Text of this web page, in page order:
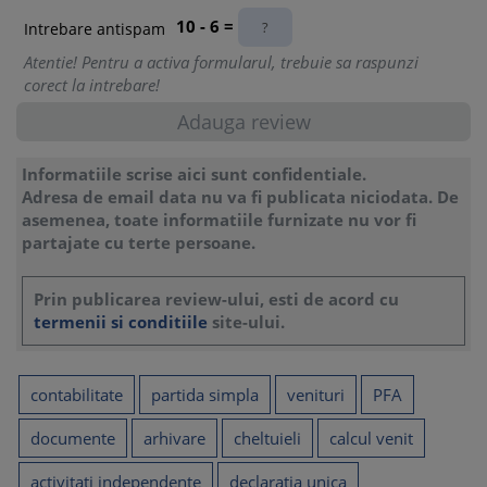
Ce documente sunt necesare pentru contabilitate PFA in
sistem real?
Organizarea evidentei incasarilor si platilor in Registrul-
jurnal de incasari si plati
Ce incasari se trec in Registrul-jurnal de incasari si plati
Registrul-inventar
Registrul de evidenta fiscala
18. Documente justificative
19. Registre obligatorii. Intocmire si arhivare
20. Obligatii in sfera TVA
21. Platitor salarii
22. Operatiuni contabile PFA. Exemplu
23. Atentionari, recomandari si alte observatii
Intrebare antispam
10 - 6 =
Atentie! Pentru a activa formularul, trebuie sa raspunzi
corect la intrebare!
Informatiile scrise aici sunt confidentiale.
Adresa de email data nu va fi publicata niciodata. De
asemenea, toate informatiile furnizate nu vor fi
partajate cu terte persoane.
Prin publicarea review-ului, esti de acord cu
termenii si conditiile site-ului.
contabilitate partida simpla venituri
PFA
documente
arhivare cheltuieli
calcul venit
activitati independente
declaratia unica